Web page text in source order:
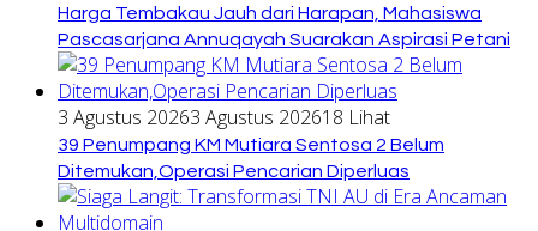
Harga Tembakau Jauh dari Harapan, Mahasiswa
Pascasarjana Annuqayah Suarakan Aspirasi Petani
3 Agustus 20263 Agustus 202618 Lihat
39 Penumpang KM Mutiara Sentosa 2 Belum
Ditemukan,Operasi Pencarian Diperluas